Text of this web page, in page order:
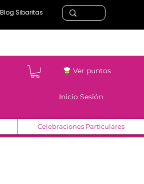
Blog Sibaritas
Ver puntos
Inicio Sesión
Celebraciones Particulares